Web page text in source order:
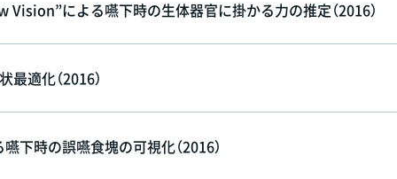
による嚥下時の生体器官に掛かる力の推定（2016）
適化（2016）
時の誤嚥食塊の可視化（2016）